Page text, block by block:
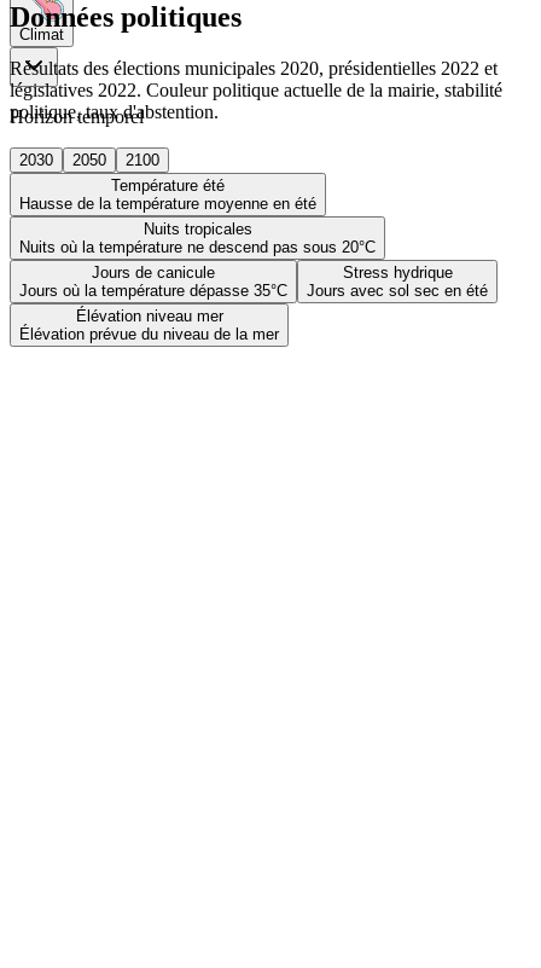
Climat
Horizon temporel
2030 2050
2100
Température été
Hausse de la température moyenne en été
Nuits tropicales
Nuits où la température ne descend pas sous 20°C
Jours de canicule
Jours où la température dépasse 35°C
Stress hydrique
Jours avec sol sec en été
Élévation niveau mer
Élévation prévue du niveau de la mer
Données politiques
Résultats des élections municipales 2020, présidentielles 2022 et
législatives 2022. Couleur politique actuelle de la mairie, stabilité
politique, taux d'abstention.